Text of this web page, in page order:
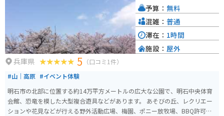
兵庫県 5 （口コミ1件）
#山｜高原 #イベント体験
明石市の北部に位置する約14万平方メートルの広大な公園で、明石中央体育
会館、恐竜を模した大型複合遊具などがあります。 あそびの丘、レクリエー
ションや花見などが行える野外活動広場、梅園、ポニー放牧場、BBQ許可エ
予算： 無料
混雑： 普通
滞在： 1時間
施設： 屋外